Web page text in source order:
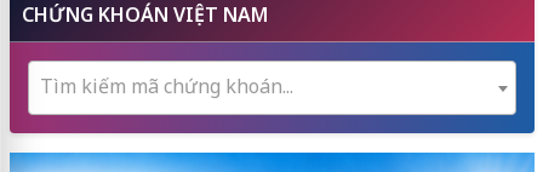
CHỨNG KHOÁN VIỆT NAM
Tìm kiếm mã chứng khoán...